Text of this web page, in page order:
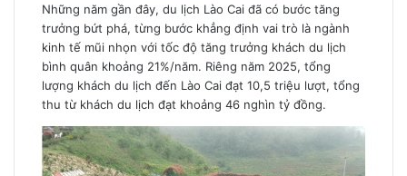
Những năm gần đây, du lịch Lào Cai đã có bước tăng
trưởng bứt phá, từng bước khẳng định vai trò là ngành
kinh tế mũi nhọn với tốc độ tăng trưởng khách du lịch
bình quân khoảng 21%/năm. Riêng năm 2025, tổng
lượng khách du lịch đến Lào Cai đạt 10,5 triệu lượt, tổng
thu từ khách du lịch đạt khoảng 46 nghìn tỷ đồng.